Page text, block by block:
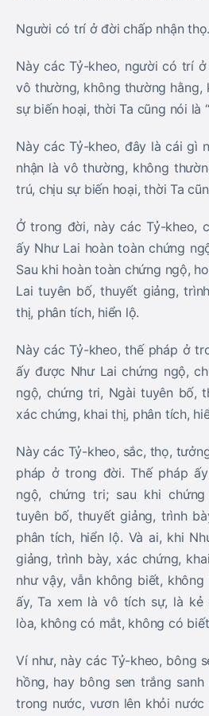
Người có trí ở đời chấp nhận
Này các Tỷ-kheo, người có trí
vô thường, không thường hằng,
sự biến hoại, thời Ta cũng nói là
Này các Tỷ-kheo, đây là cái gì
nhận là vô thường, không
trú, chịu sự biến hoại, thời Ta
Ở trong đời, này các Tỷ-kheo,
ấy Như Lai hoàn toàn chứng
Sau khi hoàn toàn chứng ngộ,
Lai tuyên bố, thuyết giảng,
thị, phân tích, hiển lộ.
Này các Tỷ-kheo, thế pháp ở
ấy được Như Lai chứng ngộ,
ngộ, chứng tri, Ngài tuyên bố,
xác chứng, khai thị, phân tích,
Này các Tỷ-kheo, sắc, thọ,
pháp ở trong đời. Thế pháp
ngộ, chứng tri; sau khi
tuyên bố, thuyết giảng, trình
phân tích, hiển lộ. Và ai, khi
giảng, trình bày, xác chứng,
như vậy, vẫn không biết,
ấy, Ta xem là vô tích sự, là kẻ
lòa, không có mắt, không có
Ví như, này các Tỷ-kheo, bông
hồng, hay bông sen trắng
trong nước, vươn lên khỏi